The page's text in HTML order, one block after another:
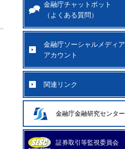
金融庁チャットボット
（よくある質問）
金融庁ソーシャルメディア
アカウント
関連リンク
金融庁金融研究センター
証券取引等監視委員会